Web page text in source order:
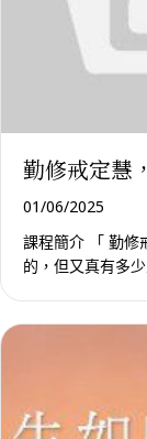
勤修戒定慧
01/06/2025
課程簡介 「 勤修
的，但又真有多